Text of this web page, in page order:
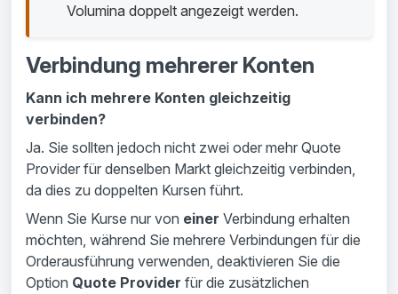
Volumina doppelt angezeigt werden.
Verbindung mehrerer Konten
Kann ich mehrere Konten gleichzeitig
verbinden?
Ja. Sie sollten jedoch nicht zwei oder mehr Quote
Provider für denselben Markt gleichzeitig verbinden,
da dies zu doppelten Kursen führt.
Wenn Sie Kurse nur von einer Verbindung erhalten
möchten, während Sie mehrere Verbindungen für die
Orderausführung verwenden, deaktivieren Sie die
Option Quote Provider für die zusätzlichen